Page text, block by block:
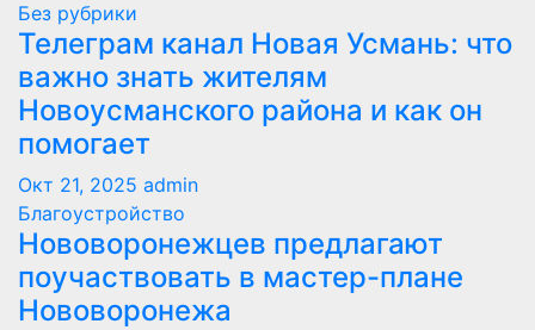
Без рубрики
Телеграм канал Новая Усмань: что
важно знать жителям
Новоусманского района и как он
помогает
Окт 21, 2025 admin
Благоустройство
Нововоронежцев предлагают
поучаствовать в мастер-плане
Нововоронежа